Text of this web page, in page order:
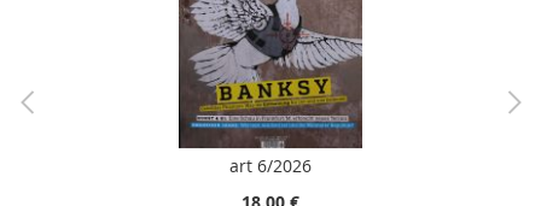
art 6/2026